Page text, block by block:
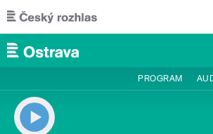
Přejít k hlavnímu obsahu
PROGRAM